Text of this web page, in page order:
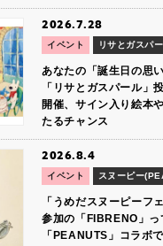
2026.7.28
イベント リサとガスパ
あなたの「誕生日の思
「リサとガスパール」
開催、サイン入り絵本
たるチャンス
2026.8.4
イベント スヌーピー
「うめだスヌーピーフ
参加の「FIBRENO」っ
「PEANUTS」コラボ